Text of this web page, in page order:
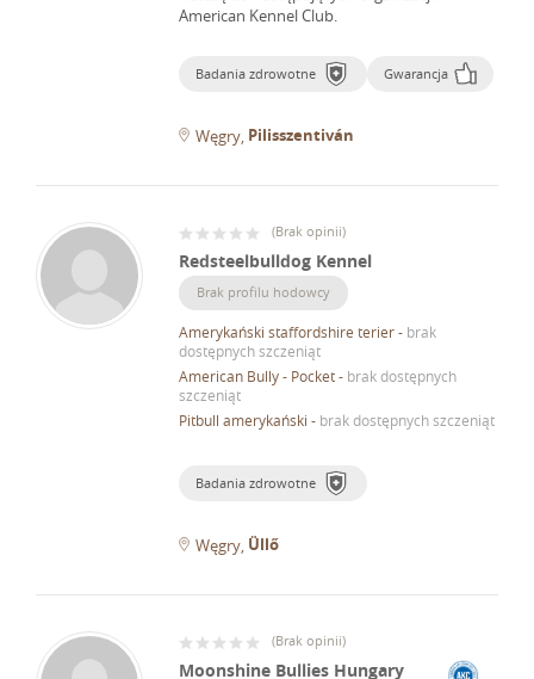
American Kennel Club.
Badania zdrowotne Gwarancja
Węgry Pilisszentiván
(Brak opinii)
Redsteelbulldog Kennel
Brak profilu hodowcy
Amerykański staffordshire terier- brak
dostępnych szczeniąt
American Bully - Pocket- brak dostępnych
szczeniąt
Pitbull amerykański - brak dostępnych szczeniąt
Badania zdrowotne
Węgry Üllő
(Brak opinii)
Moonshine Bullies Hungary